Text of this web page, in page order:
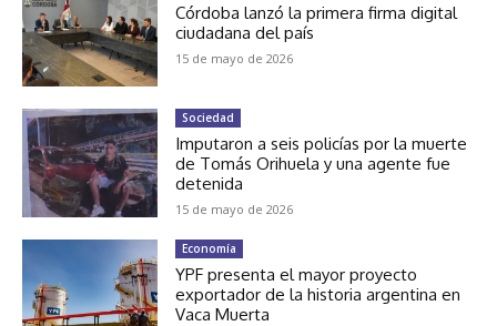
Córdoba lanzó la primera firma digital
ciudadana del país
15 de mayo de 2026
Sociedad
Imputaron a seis policías por la muerte
de Tomás Orihuela y una agente fue
detenida
15 de mayo de 2026
Economía
YPF presenta el mayor proyecto
exportador de la historia argentina en
Vaca Muerta